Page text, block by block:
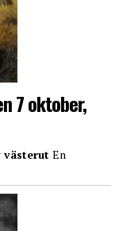
7 oktober,
västerut En